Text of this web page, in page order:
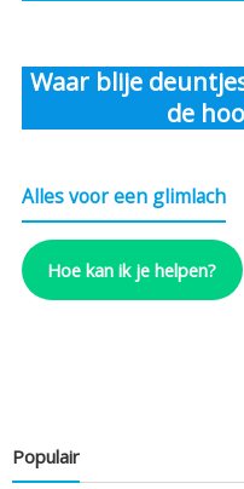
Waar blije
de
Alles voor een glimlach
Hoe kan ik je helpen?
Populair